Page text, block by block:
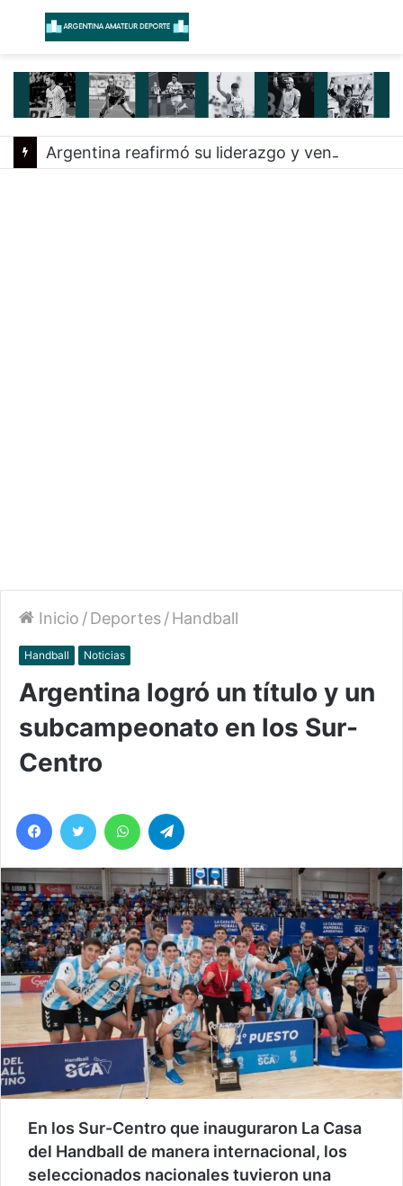
Menú
Inicio /Deportes/Handball
Handball Noticias
Argentina logró un título y un
subcampeonato en los Sur-
Centro
Facebook
Twitter WhatsApp
En los Sur-Centro que inauguraron La Casa
del Handball de manera internacional, los
seleccionados nacionales tuvieron una